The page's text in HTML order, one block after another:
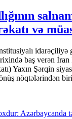
və
idarəçiliyə
baş verən İran
Yaxın Şərqin
nöqtələrindən